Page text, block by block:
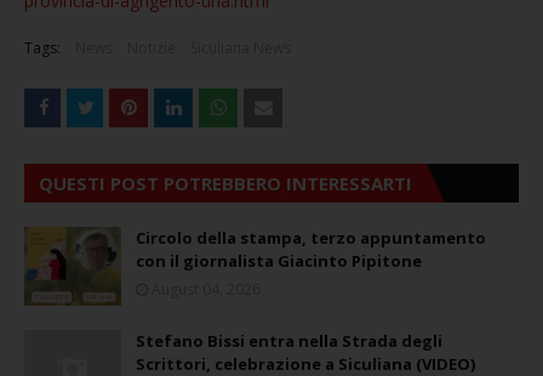
Tags:
QUESTI POST POTREBBERO INTERESSARTI
Circolo della stampa, terzo appuntamento
con il giornalista Giacinto Pipitone
Stefano Bissi entra nella Strada degli
Scrittori, celebrazione a Siculiana (VIDEO)